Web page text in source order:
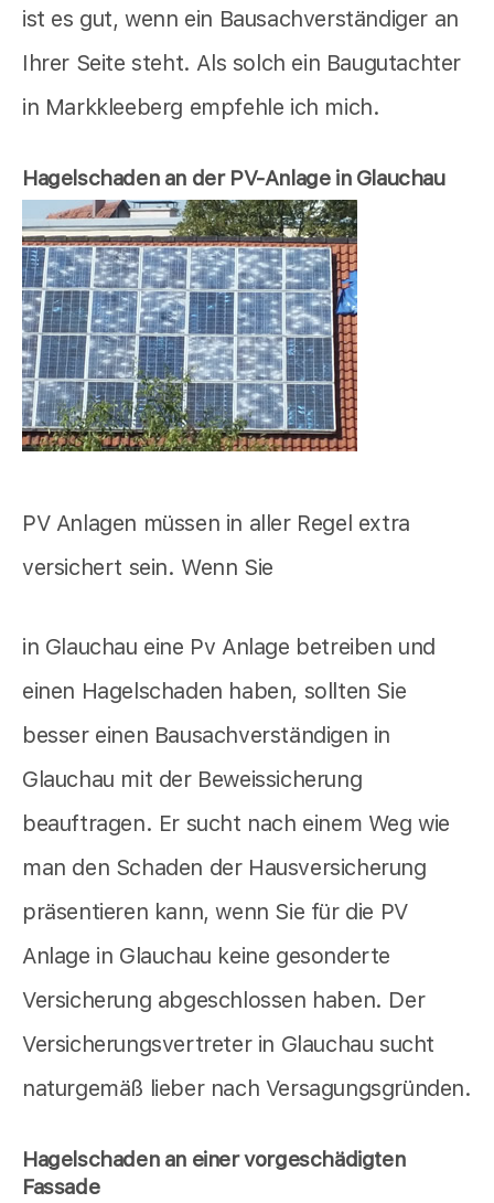
ist es gut, wenn ein Bausachverständiger an
Ihrer Seite steht. Als solch ein Baugutachter
in Markkleeberg empfehle ich mich.
Hagelschaden an der PV-Anlage in Glauchau
PV Anlagen müssen in aller Regel extra
versichert sein. Wenn Sie
in Glauchau eine Pv Anlage betreiben und
einen Hagelschaden haben, sollten Sie
besser einen Bausachverständigen in
Glauchau mit der Beweissicherung
beauftragen. Er sucht nach einem Weg wie
man den Schaden der Hausversicherung
präsentieren kann, wenn Sie für die PV
Anlage in Glauchau keine gesonderte
Versicherung abgeschlossen haben. Der
Versicherungsvertreter in Glauchau sucht
naturgemäß lieber nach Versagungsgründen.
Hagelschaden an einer vorgeschädigten
Fassade